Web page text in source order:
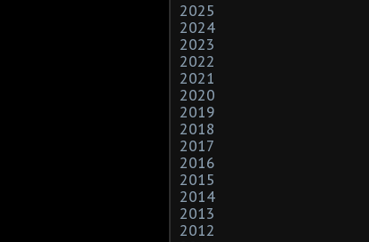
2025
2024
2023
2022
2021
2020
2019
2018
2017
2016
2015
2014
2013
2012